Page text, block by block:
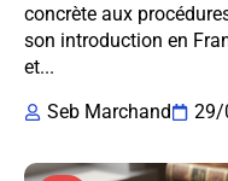
concrète aux
son introduction en
et...
Seb Marchand
29/